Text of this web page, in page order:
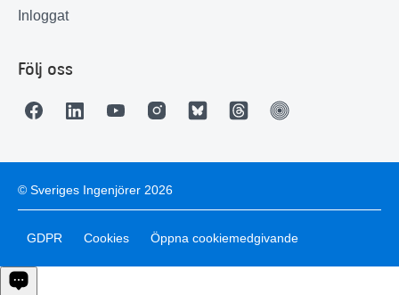
Inloggat
Följ oss
© Sveriges Ingenjörer 2026
GDPR Cookies Öppna cookiemedgivande